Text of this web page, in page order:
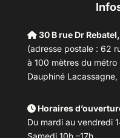
30 B rue Dr
(adresse postale : 62
à 100 mètres du métro
Dauphiné
Horaires
Du mardi au vendredi
Samedi 10h –17h